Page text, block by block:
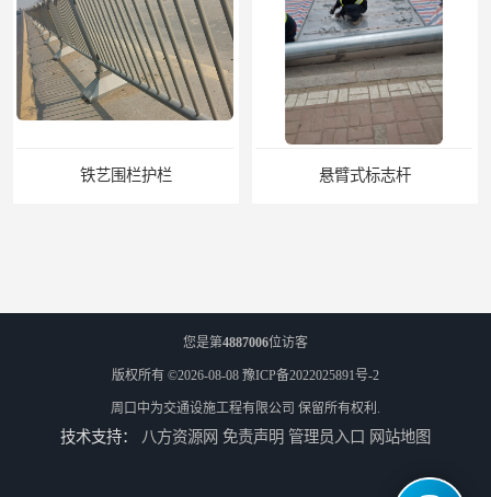
铁艺围栏护栏 悬臂式标志杆
您是第4887006位访客
版权所有 ©2026-08-08 豫ICP备2022025891号-2
周口中为交通设施工程有限公司 保留所有权利.
技术支持： 八方资源网 免责声明 管理员入口 网站地图